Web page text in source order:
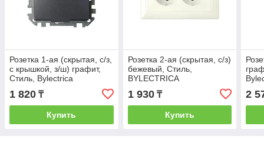
Розетка 1-ая (скрытая, с/з,
с крышкой, з/ш) графит,
Стиль, Bylectrica
1 820 ₸
Купить
Розетка 2-ая (скрытая, с/з)
бежевый, Стиль,
BYLECTRICA
1 930₸
Купить
2